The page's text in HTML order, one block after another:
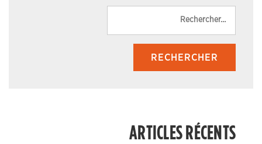
ARTICLES RÉCENTS